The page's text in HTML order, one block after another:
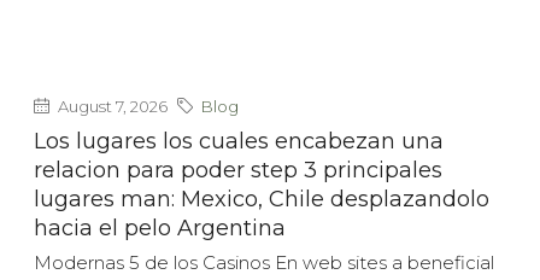
August 7, 2026 Blog
Los lugares los cuales encabezan una
relacion para poder step 3 principales
lugares man: Mexico, Chile desplazandolo
hacia el pelo Argentina
Modernas 5 de los Casinos En web sites a beneficial